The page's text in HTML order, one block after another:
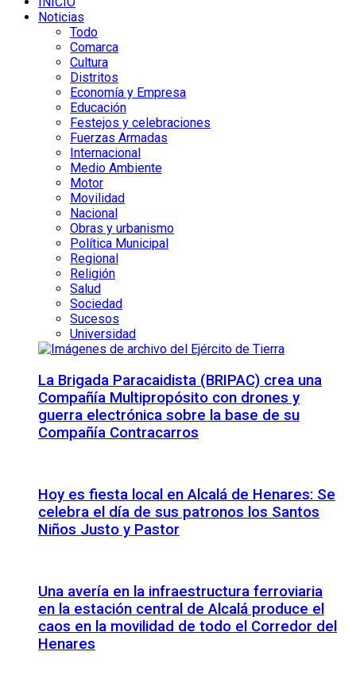
Noticias
Todo
Comarca
Cultura
Distritos
Economía y Empresa
Educación
Festejos y celebraciones
Fuerzas Armadas
Internacional
Medio Ambiente
Motor
Movilidad
Nacional
Obras y urbanismo
Política Municipal
Regional
Religión
Salud
Sociedad
Sucesos
Universidad
La Brigada Paracaidista (BRIPAC) crea una
Compañía Multipropósito con drones y
guerra electrónica sobre la base de su
Compañía Contracarros
Hoy es fiesta local en Alcalá de Henares: Se
celebra el día de sus patronos los Santos
Niños Justo y Pastor
Una avería en la infraestructura ferroviaria
en la estación central de Alcalá produce el
caos en la movilidad de todo el Corredor del
Henares